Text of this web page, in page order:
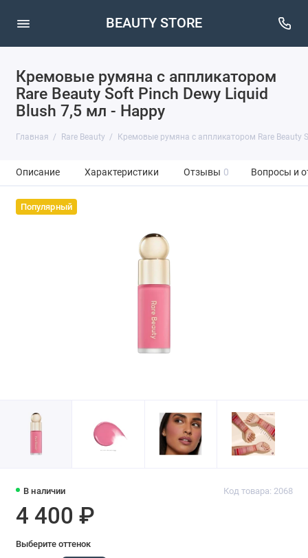
BEAUTY STORE
Кремовые румяна с аппликатором
Rare Beauty Soft Pinch Dewy Liquid
Blush 7,5 мл - Happy
Главная Rare Beauty Кремовые румяна с аппликатором Rare Beauty
Описание Характеристики Отзывы 0 Вопросы и
Популярный
В наличии Код товара: 2068
4 400 ₽
Выберите оттенок